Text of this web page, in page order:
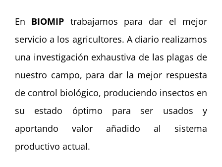
En BIOMIP trabajamos para dar el mejor
servicio a los agricultores. A diario realizamos
una investigación exhaustiva de las plagas de
nuestro campo, para dar la mejor respuesta
de control biológico, produciendo insectos en
su estado óptimo para ser usados y
aportando valor añadido al sistema
productivo actual.